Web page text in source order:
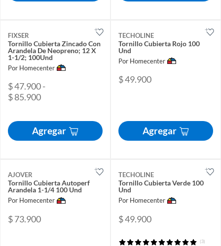
FIXSER
Tornillo Cubierta Zincado Con
Arandela De Neopreno; 12 X
1-1/2; 100Und
Por Homecenter
$ 47.900 -
$ 85.900
Agregar
TECHOLINE
Tornillo Cubierta Rojo 100
Und
Por Homecenter
$ 49.900
Agregar
AJOVER
Tornillo Cubierta Autoperf
Arandela 1-1/4 100 Und
Por Homecenter
$ 73.900
TECHOLINE
Tornillo Cubierta Verde 100
Und
Por Homecenter
$ 49.900
(3)